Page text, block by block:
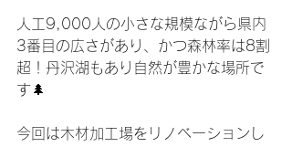
人工9,000人の小さな規模ながら県内
3番目の広さがあり、かつ森林率は8割
超！丹沢湖もあり自然が豊かな場所で
す🌲
今回は木材加工場をリノベーションし